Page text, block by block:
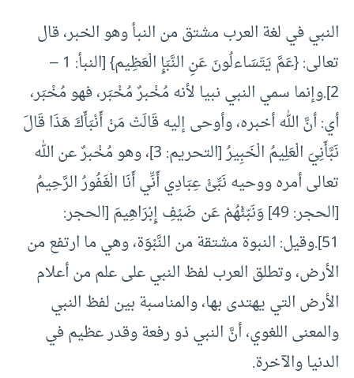
النبي في لغة العرب مشتق من النبأ وهو الخبر، قال
تعالى: {عَمَّ يَتَسَاءلُونَ عَنِ النَّبَإِ الْعَظِيم} [النبأ: 1 –
2].وإنما سمي النبي نبيا لأنه مُخْبرٌ مُخْبَر، فهو مُخْبَر،
أي: أنَّ الله أخبره، وأوحى إليه قَالَتْ مَنْ أَنْبَأَكَ هَذَا قَالَ
نَبَّأَنِيَ الْعَلِيمُ الْخَبِيرُ [التحريم: 3]، وهو مُخْبرٌ عن الله
تعالى أمره ووحيه نَبِّئْ عِبَادِي أَنِّي أَنَا الْغَفُورُ الرَّحِيمُ
[الحجر: 49] وَنَبّئْهُمْ عَن ضَيْفِ إِبْرَاهِيمَ [الحجر:
51].وقيل: النبوة مشتقة من النَّبْوَة، وهي ما ارتفع من
الأرض، وتطلق العرب لفظ النبي على علم من أعلام
الأرض التي يهتدى بها، والمناسبة بين لفظ النبي
والمعنى اللغوي، أنَّ النبي ذو رفعة وقدر عظيم في
الدنيا والآخرة.